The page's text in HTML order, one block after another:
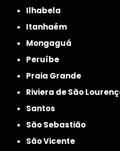
Ilhabela
Itanhaém
Mongaguá
Peruíbe
Praia Grande
Riviera de São
Santos
São Sebastião
São Vicente